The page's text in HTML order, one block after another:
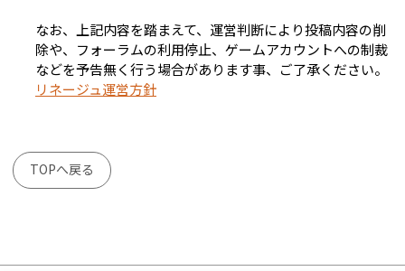
なお、上記内容を踏まえて、運営判断により投稿内容の削
除や、フォーラムの利用停止、ゲームアカウントへの制裁
などを予告無く行う場合があります事、ご了承ください。
リネージュ運営方針
TOPへ戻る